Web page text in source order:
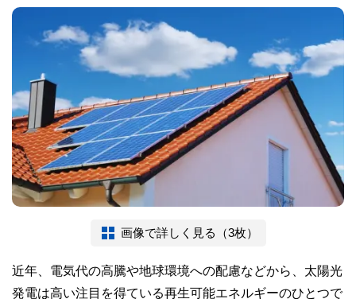
画像で詳しく見る（3枚）
近年、電気代の高騰や地球環境への配慮などから、太陽光
発電は高い注目を得ている再生可能エネルギーのひとつで